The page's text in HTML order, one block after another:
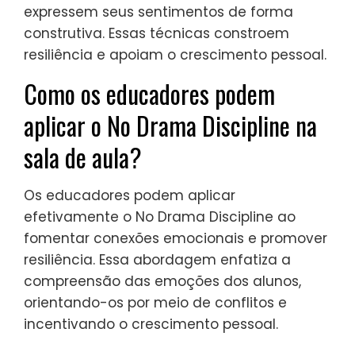
Técnicas eficazes para adolescentes
usando o No Drama Discipline incluem
escuta empática, estabelecimento de
consciência emocional. Essas estratégias
promovem a autorregulação, melhoram a
comunicação e incentivam a
responsabilidade pessoal. A escuta
empática ajuda os adolescentes a se
sentirem compreendidos, enquanto
expectativas claras fornecem estrutura.
Fomentar a consciência emocional permite
que os adolescentes identifiquem e
expressem seus sentimentos de forma
construtiva. Essas técnicas constroem
resiliência e apoiam o crescimento pessoal.